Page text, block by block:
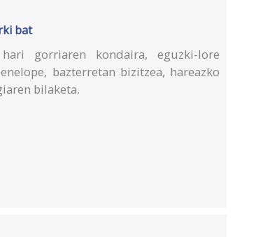
bat
gorriaren kondaira, eguzki-lore
bazterretan bizitzea, hareazko
bilaketa.